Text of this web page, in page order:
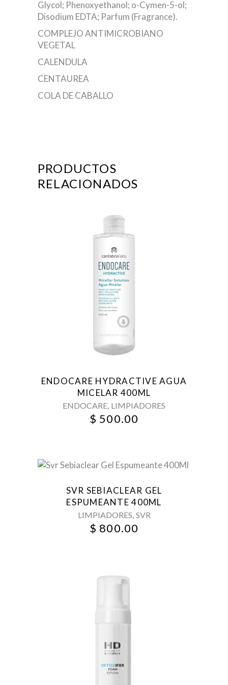
Glycol; Phenoxyethanol; o-Cymen-5-ol;
Disodium EDTA; Parfum (Fragrance).
COMPLEJO ANTIMICROBIANO
VEGETAL
CALENDULA
CENTAUREA
COLA DE CABALLO
PRODUCTOS
RELACIONADOS
ENDOCARE HYDRACTIVE AGUA
MICELAR 400ML
ENDOCARE, LIMPIADORES
$ 500.00
SVR SEBIACLEAR GEL
ESPUMEANTE 400ML
LIMPIADORES, SVR
$ 800.00